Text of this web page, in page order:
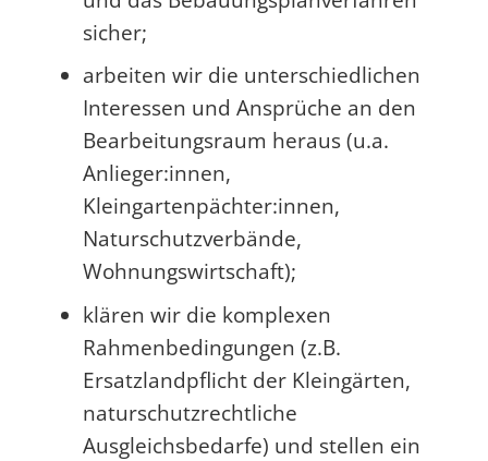
sicher;
arbeiten wir die unterschiedlichen
Interessen und Ansprüche an den
Bearbeitungsraum heraus (u.a.
Anlieger:innen,
Kleingartenpächter:innen,
Naturschutzverbände,
Wohnungswirtschaft);
klären wir die komplexen
Rahmenbedingungen (z.B.
Ersatzlandpflicht der Kleingärten,
naturschutzrechtliche
Ausgleichsbedarfe) und stellen ein